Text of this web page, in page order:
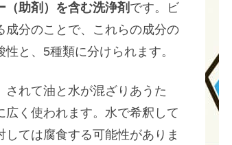
助剤）を含む洗浄剤です。ビ
成分のことで、これらの成分の
と、5種類に分けられます。
れて油と水が混ざりあうた
く使われます。水で希釈して
ては腐食する可能性がありま